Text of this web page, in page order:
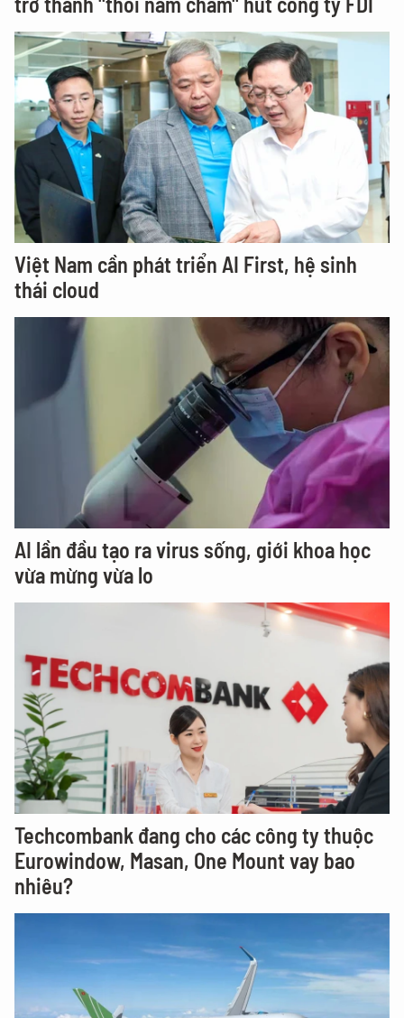
Việt Nam cần phát triển AI First, hệ sinh
thái cloud
AI lần đầu tạo ra virus sống, giới khoa học
vừa mừng vừa lo
Techcombank đang cho các công ty thuộc
Eurowindow, Masan, One Mount vay bao
nhiêu?